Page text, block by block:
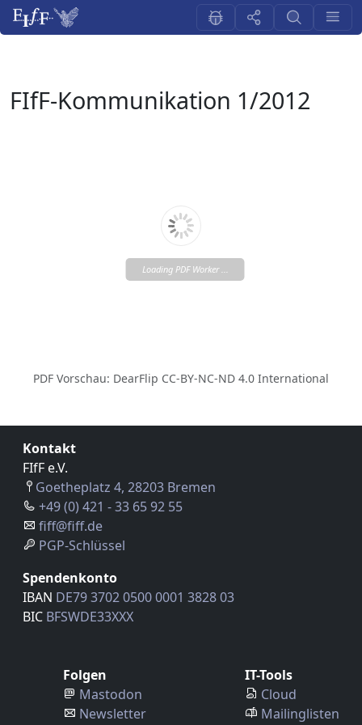
FIfF-Kommunikation 1/2012
Loading PDF Worker ...
PDF Vorschau: DearFlip CC-BY-NC-ND 4.0 International
Kontakt
FIfF e.V.
Goetheplatz 4, 28203 Bremen
+49 (0) 421 - 33 65 92 55
fiff@fiff.de
PGP-Schlüssel
Spendenkonto
IBAN DE79 3702 0500 0001 3828 03
BIC BFSWDE33XXX
Folgen
Mastodon
Newsletter
IT-Tools
Cloud
Mailinglisten